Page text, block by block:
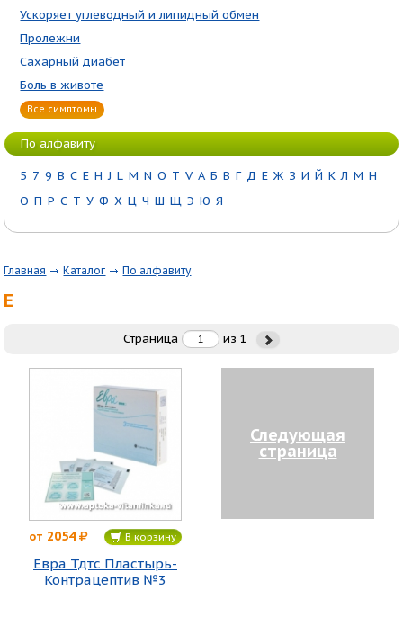
Ускоряет углеводный и липидный обмен
Пролежни
Сахарный диабет
Боль в животе
Все симптомы
По алфавиту
5 7 9 B C E H J L M N O T V А Б В Г Д Е Ж З И Й К Л М Н
О П Р С Т У Ф Х Ц Ч Ш Щ Э Ю Я
Главная Каталог По алфавиту
Е
Страница из 1
от 2054 В корзину
Евра Тдтс Пластырь-
Контрацептив №3
Следующая
страница